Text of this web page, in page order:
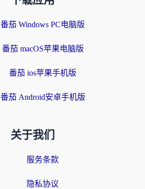
番茄 Windows PC电脑版
番茄 macOS苹果电脑版
番茄 ios苹果手机版
番茄 Android安卓手机版
关于我们
服务条款
隐私协议